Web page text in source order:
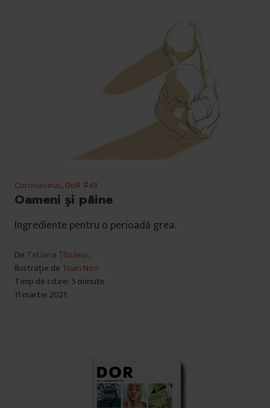
Coronavirus,DoR #43
Oameni și pâine
Ingrediente pentru o perioadă grea.
De Tatiana Țîbuleac
Ilustrație de Tuan Nini
Timp de citire: 5 minute
11 martie 2021